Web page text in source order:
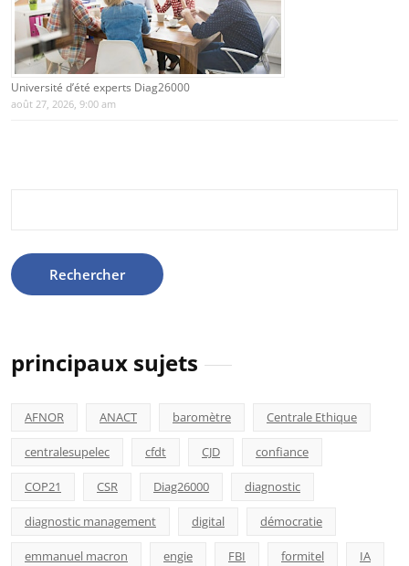
Université d’été experts Diag26000
août 27, 2026, 9:00 am
principaux sujets
AFNOR ANACT baromètre Centrale Ethique
centralesupelec cfdt CJD confiance
COP21 CSR Diag26000 diagnostic
diagnostic management digital démocratie
emmanuel macron engie FBI formitel IA